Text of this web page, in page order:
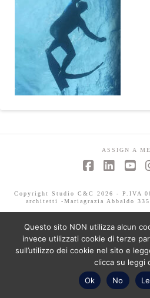
ASSIGN A
Copyright Studio C&C 2026 - P.IVA
architetti -Mariagrazia Abbaldo
Questo sito NON utilizza alcun
invece utilizzati cookie di terze
sull’utilizzo dei cookie nel sito e
clicca su leggi
Ok
No